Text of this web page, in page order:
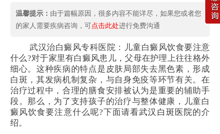
温馨提示： 由于篇幅原因，很多内容不能详尽，如果您或者您
的家人需要疾病咨询，可点击此处进行免费沟通
武汉治白癜风专科医院：儿童白癜风饮食要注意
什么?对于家里有白癜风患儿，父母在护理上往往格外
细心。这种疾病的特点是皮肤局部失去黑色素，形成
白斑，其发病机制复杂，与自身免疫等环节有关。在
治疗过程中，合理的膳食安排被认为是重要的辅助手
段。那么，为了支持孩子的治疗与整体健康，儿童白
癜风饮食要注意什么呢?下面请看武汉白斑医院的介
绍。